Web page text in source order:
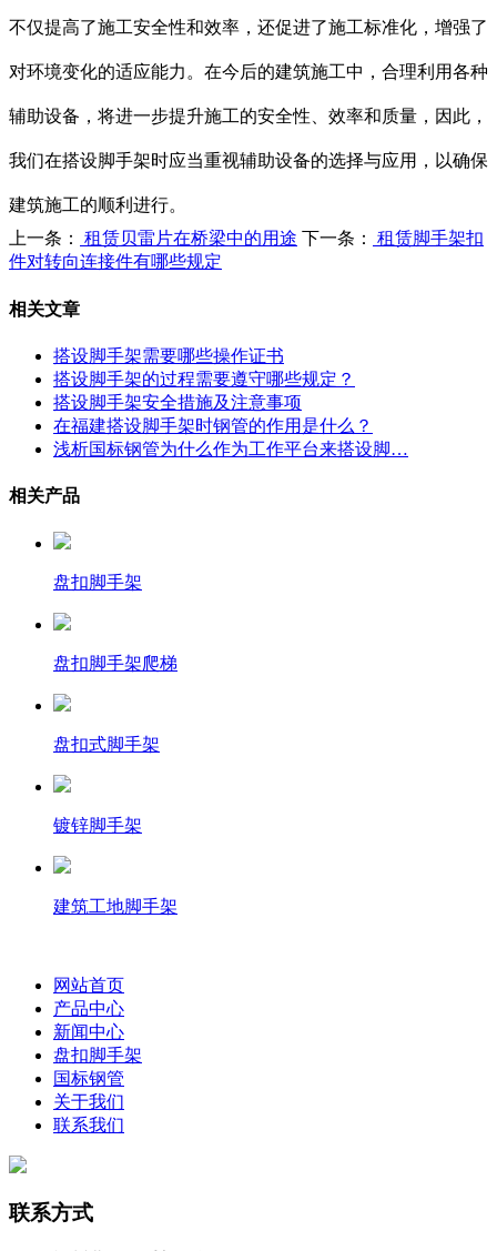
不仅提高了施工安全性和效率，还促进了施工标准化，增强了
对环境变化的适应能力。在今后的建筑施工中，合理利用各种
辅助设备，将进一步提升施工的安全性、效率和质量，因此，
我们在搭设脚手架时应当重视辅助设备的选择与应用，以确保
建筑施工的顺利进行。
上一条：
租赁贝雷片在桥梁中的用途 下一条：
租赁脚手架扣
件对转向连接件有哪些规定
相关文章
搭设脚手架需要哪些操作证书
搭设脚手架的过程需要遵守哪些规定？
搭设脚手架安全措施及注意事项
在福建搭设脚手架时钢管的作用是什么？
浅析国标钢管为什么作为工作平台来搭设脚…
相关产品
盘扣脚手架
盘扣脚手架爬梯
盘扣式脚手架
镀锌脚手架
建筑工地脚手架
网站首页
产品中心
新闻中心
盘扣脚手架
国标钢管
关于我们
联系我们
联系方式